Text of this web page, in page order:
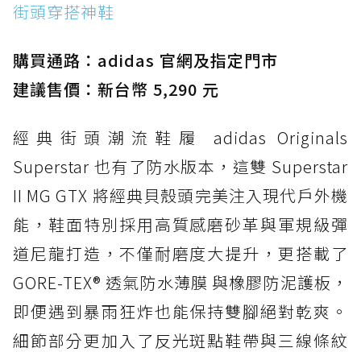
防水鞋推薦 2. New Balance Hierro v9 GORE-
防水鞋推薦 3. Nike Dunk Low GORE-TEX：
經典 Dunk 輪廓加上防水科技，雨天穿搭帥度不
打折
防水鞋推薦 4. ASICS TRABUCO 14 GTX：搭
載 GORE-TEX 隱形貼合科技，全方位防水神鞋
防水鞋推薦 5. Salomon XT-6 GORE-TEX：潮
人必備山系鞋王！防滑、防水與街頭顏值一次攻
頂
防水鞋推薦 6. HOKA Stinson Evo GTX：越野
復刻厚底，GORE-TEX 防水與增高神器一次滿
防水鞋推薦 7. Timberland Motion Access：
黃靴同級頂級防水，輕量化工裝健走鞋雨天必備
街頭穿搭神鞋
購買通路：adidas 官網及指定門市
建議售價：新台幣 5,290 元
經典街頭潮流鞋履 adidas Originals
Superstar 也有了防水版本，這雙 Superstar
II MG GTX 將經典貝殼頭完美注入現代戶外機
能，鞋面特別採用高質感磨砂革與軍規級彈
道尼龍打造，不僅耐磨度大提升，更搭載了
GORE-TEX® 透氣防水薄膜 與橡膠防泥護板，
即便遇到暴雨狂炸也能保持雙腳絕對乾爽。
細節部分更加入了反光斑點鞋帶與三線條紋